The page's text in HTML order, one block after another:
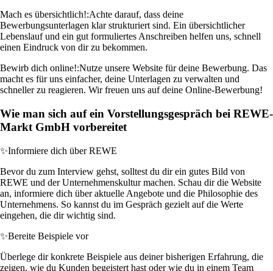
Mach es übersichtlich!:Achte darauf, dass deine
Bewerbungsunterlagen klar strukturiert sind. Ein übersichtlicher
Lebenslauf und ein gut formuliertes Anschreiben helfen uns, schnell
einen Eindruck von dir zu bekommen.
Bewirb dich online!:Nutze unsere Website für deine Bewerbung. Das
macht es für uns einfacher, deine Unterlagen zu verwalten und
schneller zu reagieren. Wir freuen uns auf deine Online-Bewerbung!
Wie man sich auf ein Vorstellungsgespräch bei REWE-
Markt GmbH vorbereitet
✨Informiere dich über REWE
Bevor du zum Interview gehst, solltest du dir ein gutes Bild von
REWE und der Unternehmenskultur machen. Schau dir die Website
an, informiere dich über aktuelle Angebote und die Philosophie des
Unternehmens. So kannst du im Gespräch gezielt auf die Werte
eingehen, die dir wichtig sind.
✨Bereite Beispiele vor
Überlege dir konkrete Beispiele aus deiner bisherigen Erfahrung, die
zeigen, wie du Kunden begeistert hast oder wie du in einem Team